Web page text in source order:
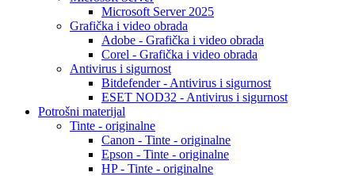
Microsoft Server 2025
Grafička i video obrada
Adobe - Grafička i video obrada
Corel - Grafička i video obrada
Antivirus i sigurnost
Bitdefender - Antivirus i sigurnost
ESET NOD32 - Antivirus i sigurnost
Potrošni materijal
Tinte - originalne
Canon - Tinte - originalne
Epson - Tinte - originalne
HP - Tinte - originalne